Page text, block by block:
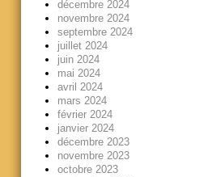
décembre 2024
novembre 2024
septembre 2024
juillet 2024
juin 2024
mai 2024
avril 2024
mars 2024
février 2024
janvier 2024
décembre 2023
novembre 2023
octobre 2023